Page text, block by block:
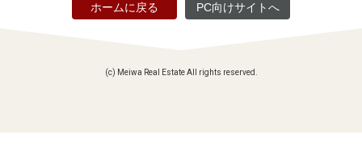
ホームに戻る PC向けサイトへ
(c) Meiwa Real Estate All rights reserved.